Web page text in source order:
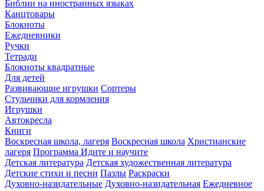
Библии на иностранных языках
Канцтовары
Блокноты
Ежедневники
Ручки
Тетради
Блокноты квадратные
Для детей
Развивающие игрушки Сортеры
Стульчики для кормления
Игрушки
Автокресла
Книги
Воскресная школа, лагеря Воскресная школа Христианские
лагеря Программа Идите и научите
Детская литература Детская художественная литература
Детские стихи и песни Пазлы Раскраски
Духовно-назидательные Духовно-назидательная Ежедневное